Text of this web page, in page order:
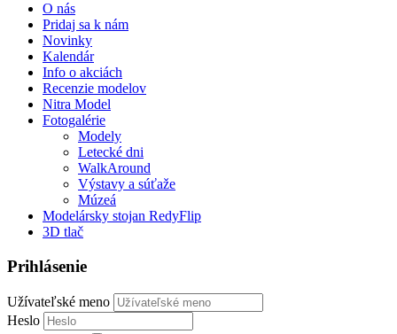
O nás
Pridaj sa k nám
Novinky
Kalendár
Info o akciách
Recenzie modelov
Nitra Model
Fotogalérie
Modely
Letecké dni
WalkAround
Výstavy a súťaže
Múzeá
Modelársky stojan RedyFlip
3D tlač
Prihlásenie
Užívateľské meno
Heslo